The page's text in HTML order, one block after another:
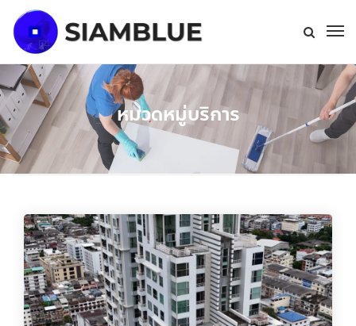
หมวดหมู่บริการ